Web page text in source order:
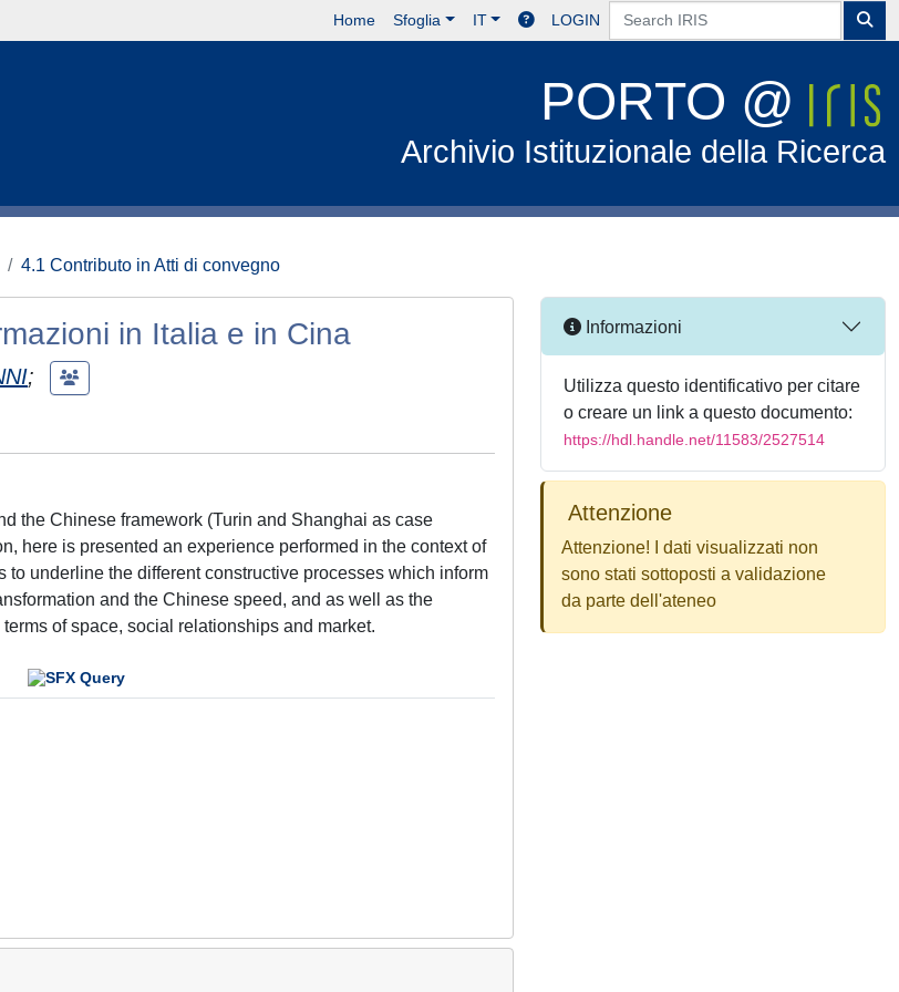
Home Sfoglia IT LOGIN
PORTO @
Archivio Istituzionale della Ricerca
4.1 Contributo in Atti di convegno
in Italia e in Cina
;
the Chinese framework (Turin and Shanghai as case
here is presented an experience performed in the context of
underline the different constructive processes which inform
and the Chinese speed, and as well as the
of space, social relationships and market.
Informazioni
Utilizza questo identificativo per citare
o creare un link a questo documento:
https://hdl.handle.net/11583/2527514
Attenzione
Attenzione! I dati visualizzati non
sono stati sottoposti a validazione
da parte dell'ateneo